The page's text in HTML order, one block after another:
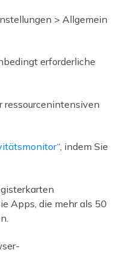
> Allgemein
erforderliche
ressourcenintensiven
“, indem Sie
Apps, die mehr als 50